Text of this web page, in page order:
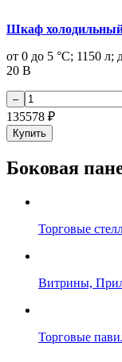
Шкаф
от 0 до 5 °C; 1150 л;
20 В
135578 ₽
Купить
Боковая
Торговые
Витрины,
Торговые